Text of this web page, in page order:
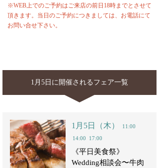
※WEB上でのご予約はご来店の前日18時までとさせて
頂きます。当日のご予約につきましては、お電話にて
お問い合せ下さい。
1月5日に開催されるフェア一覧
1月5日（木）
11:00
14:00
17:00
《平日美食祭》
Wedding相談会〜牛肉